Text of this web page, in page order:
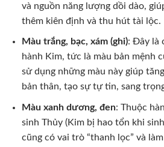
và nguồn năng lượng dồi dào,
thêm kiên định và thu hút tài lộc.
Màu trắng, bạc, xám (ghi): Đây là
hành Kim, tức là màu bản mệnh
sử dụng những màu này giúp
bản thân, tạo sự tự tin, sang
Màu xanh dương, đen: Thuộc
sinh Thủy (Kim bị hao tổn khi
cũng có vai trò “thanh lọc” và